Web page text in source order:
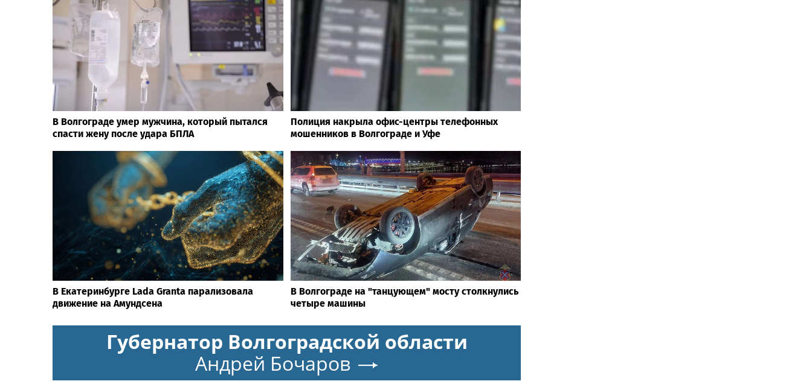
В Волгограде умер мужчина, который пытался
спасти жену после удара БПЛА
Полиция накрыла офис-центры телефонных
мошенников в Волгограде и Уфе
В Екатеринбурге Lada Granta парализовала
движение на Амундсена
В Волгограде на "танцующем" мосту столкнулись
четыре машины
Губернатор Волгоградской области
Андрей Бочаров